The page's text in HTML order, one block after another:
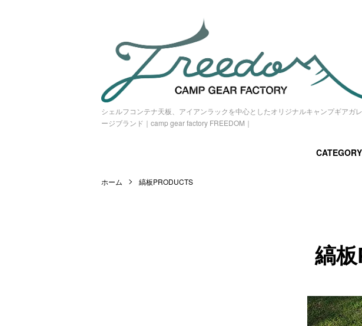
シェルフコンテナ天板、アイアンラックを中心としたオリジナルキャンプギアガレ
ージブランド｜camp gear factory FREEDOM｜
CATEGORY
ホーム 縞板PRODUCTS
縞